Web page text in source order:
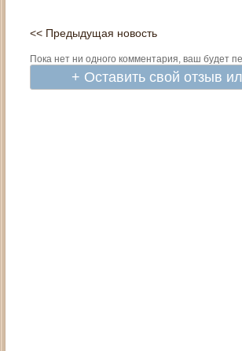
<< Предыдущая новость
Пока нет ни одного комментария, ваш будет
+ Оставить свой отзыв